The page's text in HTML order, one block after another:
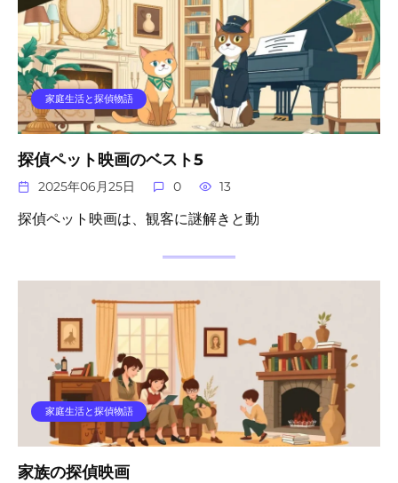
家庭生活と探偵物語
探偵ペット映画のベスト5
2025年06月25日 0 13
探偵ペット映画は、観客に謎解きと動
家庭生活と探偵物語
家族の探偵映画